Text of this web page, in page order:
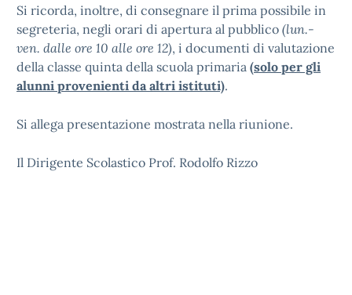
Si ricorda, inoltre, di consegnare il prima possibile in
segreteria, negli orari di apertura al pubblico (lun.-
ven. dalle ore 10 alle ore 12), i documenti di valutazione
della classe quinta della scuola primaria (solo per gli
alunni provenienti da altri istituti).
Si allega presentazione mostrata nella riunione.
Il Dirigente Scolastico Prof. Rodolfo Rizzo